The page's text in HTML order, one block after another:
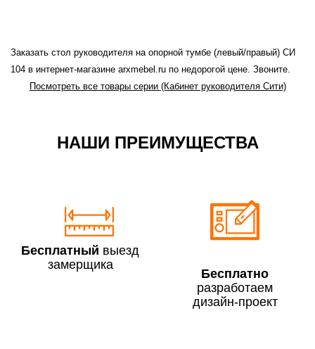
До 90 000 руб.
2 000 руб. + 30руб./1км
(в обе стороны)
Свыше 90 000 руб.
бесплатно + 30руб./1км
Заказать стол руководителя на опорной тумбе (левый/правый) СИ
104 в интернет-магазине arxmebel.ru по недорогой цене. Звоните.
Посмотреть все товары серии (Кабинет руководителя Сити)
НАШИ ПРЕИМУЩЕСТВА
Бесплатный выезд
замерщика
Бесплатно
разработаем
дизайн-проект